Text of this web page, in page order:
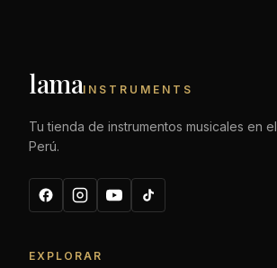
lamaINSTRUMENTS
Tu tienda de instrumentos musicales en el
Perú.
EXPLORAR